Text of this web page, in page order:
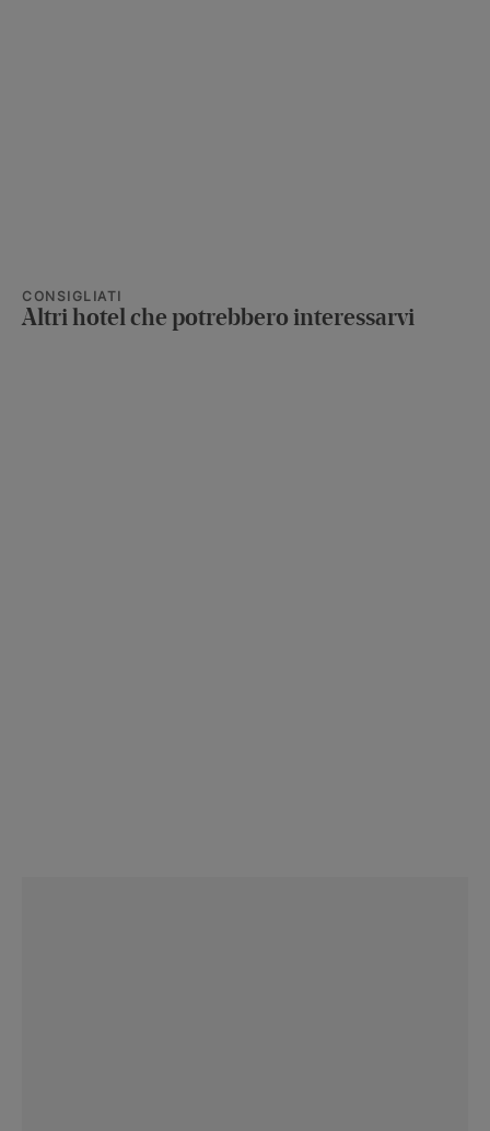
CONSIGLIATI
Altri hotel che potrebbero interessarvi